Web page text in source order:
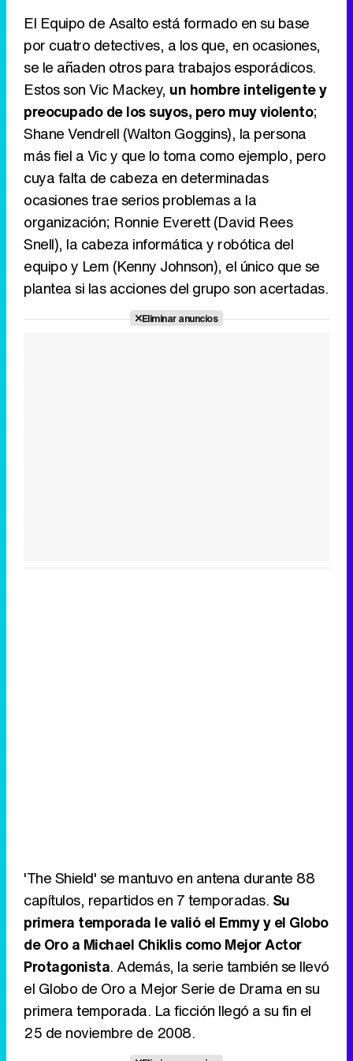
El Equipo de Asalto está formado en su base
por cuatro detectives, a los que, en ocasiones,
se le añaden otros para trabajos esporádicos.
Estos son Vic Mackey, un hombre inteligente y
preocupado de los suyos, pero muy violento;
Shane Vendrell (Walton Goggins), la persona
más fiel a Vic y que lo toma como ejemplo, pero
cuya falta de cabeza en determinadas
ocasiones trae serios problemas a la
organización; Ronnie Everett (David Rees
Snell), la cabeza informática y robótica del
equipo y Lem (Kenny Johnson), el único que se
plantea si las acciones del grupo son acertadas.
Eliminar anuncios
'The Shield' se mantuvo en antena durante 88
capítulos, repartidos en 7 temporadas. Su
primera temporada le valió el Emmy y el Globo
de Oro a Michael Chiklis como Mejor Actor
Protagonista. Además, la serie también se llevó
el Globo de Oro a Mejor Serie de Drama en su
primera temporada. La ficción llegó a su fin el
25 de noviembre de 2008.